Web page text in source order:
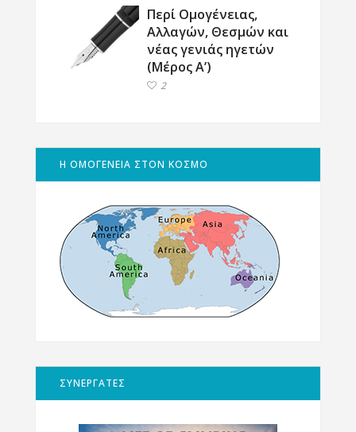
Περί Ομογένειας,
Αλλαγών, Θεσμών και
νέας γενιάς ηγετών
(Μέρος Α’)
2
Η ΟΜΟΓΕΝΕΙΑ ΣΤΟΝ ΚΟΣΜΟ
ΣΥΝΕΡΓΑΤΕΣ